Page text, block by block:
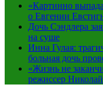
«Картинно
о Евгении
Дочь Сэндлера
на суше
Инна Гулая:
больная дочь
«Жизнь не
режиссер